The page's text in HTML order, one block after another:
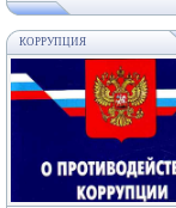
КОРРУПЦИЯ